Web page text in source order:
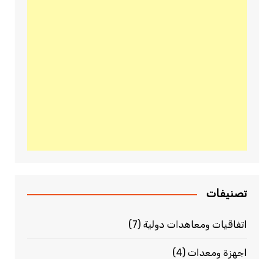
تصنيفات
اتفاقيات ومعاهدات دولية(7)
اجهزة ومعدات(4)